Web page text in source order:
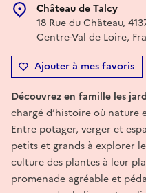
Château de Talcy
18 Rue du Château,
Centre-Val de Loire,
Ajouter à mes favoris
Découvrez en famille les
chargé d’histoire où
Entre potager, verger et
petits et grands à explorer
culture des plantes à leur
promenade agréable et